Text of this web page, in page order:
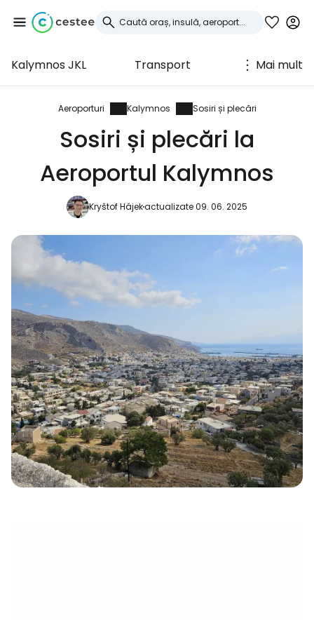
Kalymnos JKL Transport Mai mult
Aeroporturi Kalymnos Sosiri și plecări
Sosiri și plecări la
Aeroportul Kalymnos
Kryštof Hájekactualizate 09. 06. 2025
Conectați-vă la
Cestee
... comunitatea mondială a călătorilor
Continuați cu Google
Continuați cu Facebook
Continuați cu e-mailul